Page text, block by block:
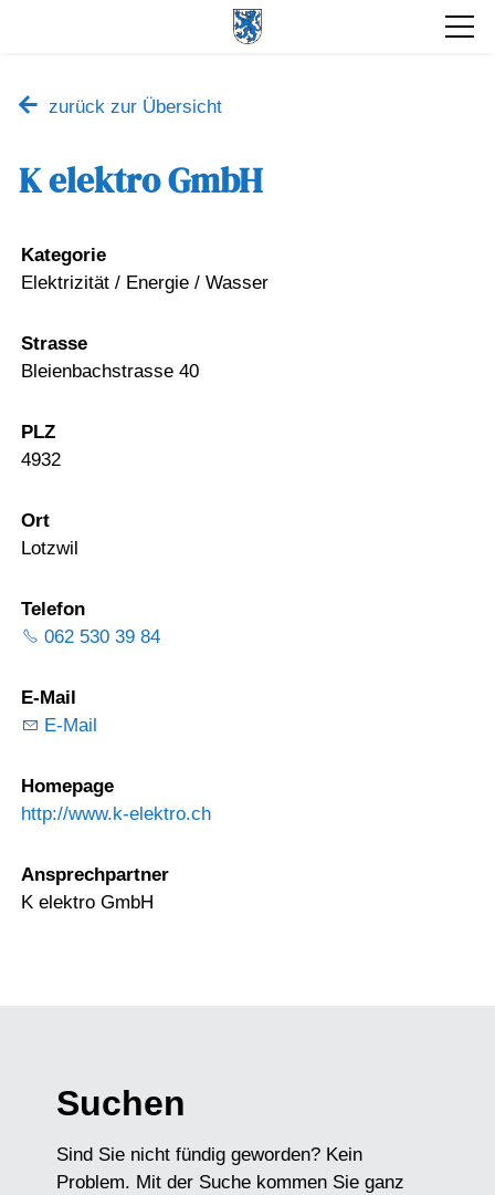
zurück zur Übersicht
K elektro GmbH
Kategorie
Elektrizität / Energie / Wasser
Strasse
Bleienbachstrasse 40
PLZ
4932
Ort
Lotzwil
Telefon
062 530 39 84
E-Mail
E-Mail
Homepage
http://www.k-elektro.ch
Ansprechpartner
K elektro GmbH
Suchen
Sind Sie nicht fündig geworden? Kein
Problem. Mit der Suche kommen Sie ganz